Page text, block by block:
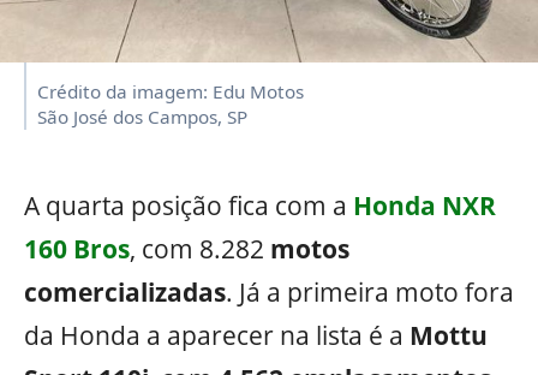
Crédito da imagem: Edu Motos
São José dos Campos, SP
A quarta posição fica com a Honda NXR
160 Bros, com 8.282 motos
comercializadas. Já a primeira moto fora
da Honda a aparecer na lista é a Mottu